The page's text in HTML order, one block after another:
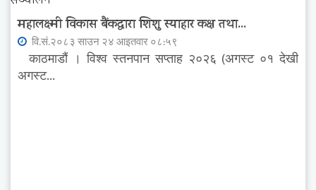
महालक्ष्मी विकास बैंकद्धारा शिशु स्याहार कक्ष तथा...
वि.सं.२०८३ साउन २४ आइतवार ०८:५९
काठमाडौं । विश्व स्तनपान सप्ताह २०२६ (अगस्ट ०१ देखी
अगस्ट...